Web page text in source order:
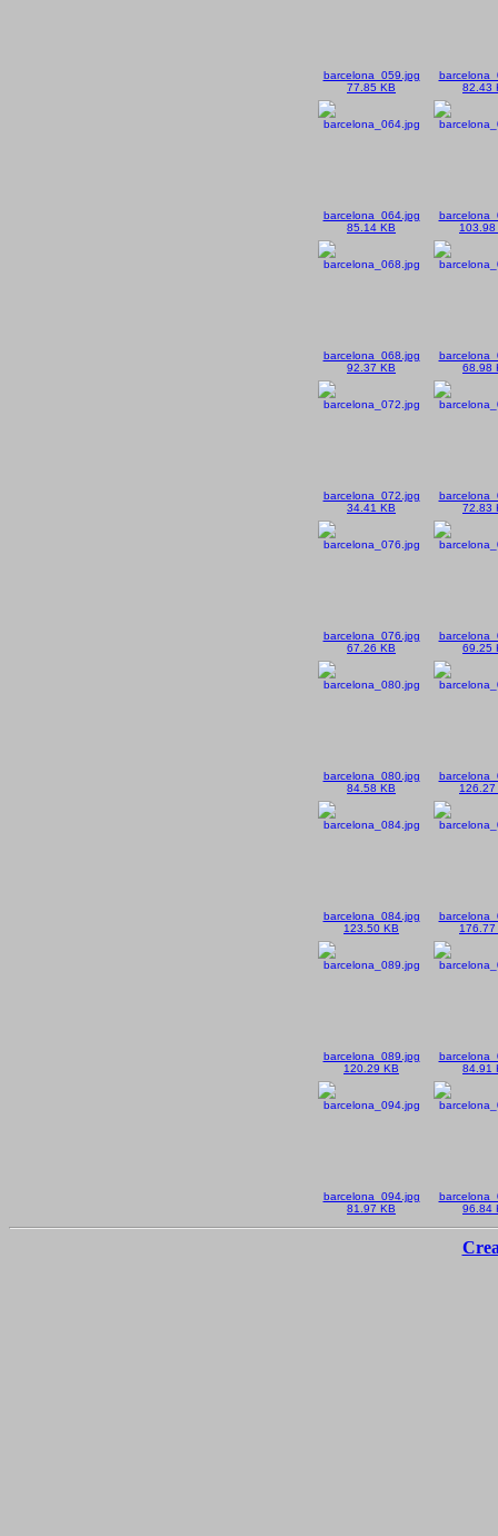
barcelona_059.jpg
77.85 KB
82.43
barcelona_064.jpg
85.14 KB
103.98
barcelona_068.jpg
92.37 KB
68.98
barcelona_072.jpg
34.41 KB
72.83
barcelona_076.jpg
67.26 KB
69.25
barcelona_080.jpg
84.58 KB
126.27
barcelona_084.jpg
123.50 KB
176.77
barcelona_089.jpg
120.29 KB
84.91
barcelona_094.jpg
81.97 KB
96.84